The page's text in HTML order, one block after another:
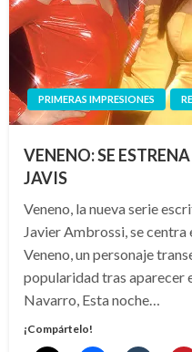
PRIMERAS IMPRESIONES
VENENO: SE
JAVIS
Veneno, la nueva serie
Javier Ambrossi, se
Veneno, un personaje
popularidad tras aparecer
Navarro, Esta noche…
¡Compártelo!